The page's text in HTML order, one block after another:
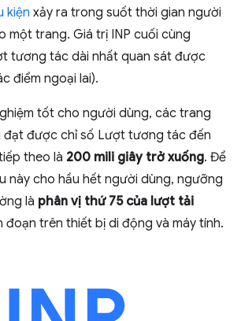
kiện xảy ra trong suốt thời gian người
một trang. Giá trị INP cuối cùng
tương tác dài nhất quan sát được
điểm ngoại lai).
tốt cho người dùng, các trang
đạt được chỉ số Lượt tương tác đến
theo là 200 mili giây trở xuống. Để
này cho hầu hết người dùng, ngưỡng
là phân vị thứ 75 của lượt tải
đoạn trên thiết bị di động và máy tính.